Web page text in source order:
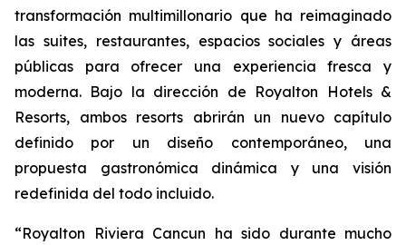
transformación multimillonario que ha reimaginado
las suites, restaurantes, espacios sociales y áreas
públicas para ofrecer una experiencia fresca y
moderna. Bajo la dirección de Royalton Hotels &
Resorts, ambos resorts abrirán un nuevo capítulo
definido por un diseño contemporáneo, una
propuesta gastronómica dinámica y una visión
redefinida del todo incluido.
“Royalton Riviera Cancun ha sido durante mucho